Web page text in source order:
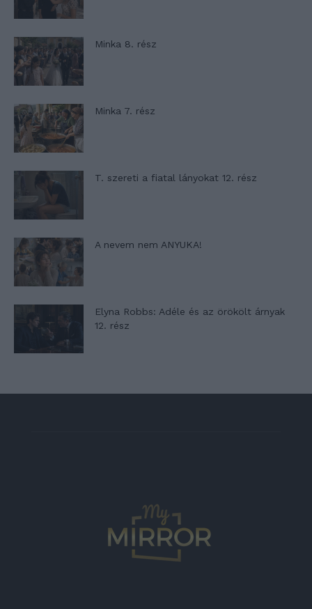
Minka 8. rész
Minka 7. rész
T. szereti a fiatal lányokat 12. rész
A nevem nem ANYUKA!
Elyna Robbs: Adéle és az örökölt árnyak
12. rész